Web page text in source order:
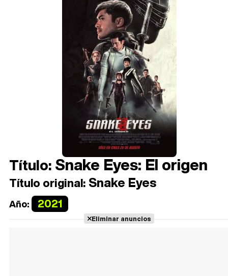
Título:Snake Eyes: El origen
Título original: Snake Eyes
Año: 2021
Eliminar anuncios